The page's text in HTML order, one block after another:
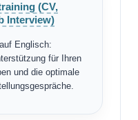
(CV,
Interview)
Englisch:
für Ihren
und die optimale